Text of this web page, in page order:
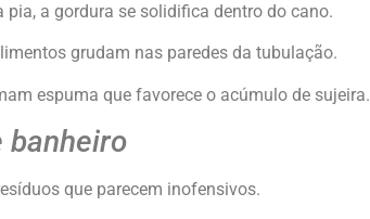
pia, a gordura se solidifica dentro do cano.
grudam nas paredes da tubulação.
espuma que favorece o acúmulo de sujeira.
banheiro
que parecem inofensivos.